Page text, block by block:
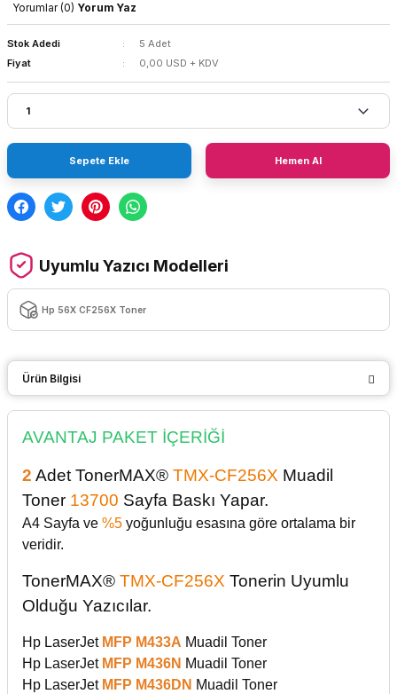
Yorumlar (0) Yorum Yaz
Stok Adedi
5 Adet
Fiyat
0,00 USD + KDV
Sepete Ekle Hemen Al
Uyumlu Yazıcı Modelleri
Hp 56X CF256X Toner
Ürün Bilgisi
AVANTAJ PAKET İÇERİĞİ
2 Adet TonerMAX® TMX-CF256X Muadil
Toner 13700 Sayfa Baskı Yapar.
A4 Sayfa ve %5 yoğunluğu esasına göre ortalama bir
veridir.
TonerMAX® TMX-CF256X Tonerin Uyumlu
Olduğu Yazıcılar.
Hp LaserJet MFP M433A Muadil Toner
Hp LaserJet MFP M436N Muadil Toner
Hp LaserJet MFP M436DN Muadil Toner